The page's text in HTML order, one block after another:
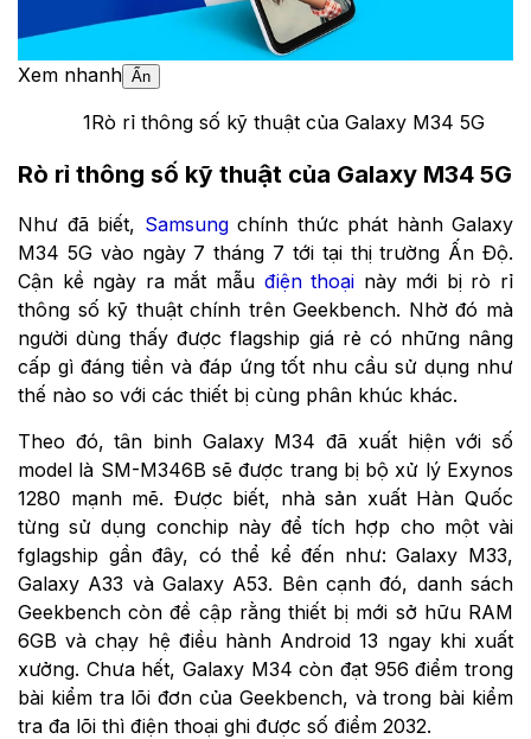
Xem nhanh Ẩn
1Rò rỉ thông số kỹ thuật của Galaxy M34 5G
Rò rỉ thông số kỹ thuật của Galaxy M34 5G
Như đã biết, Samsungchính thức phát hành Galaxy
M34 5G vào ngày 7 tháng 7 tới tại thị trường Ấn Độ.
Cận kề ngày ra mắt mẫu điện thoại này mới bị rò rỉ
thông số kỹ thuật chính trên Geekbench. Nhờ đó mà
người dùng thấy được flagship giá rẻ có những nâng
cấp gì đáng tiền và đáp ứng tốt nhu cầu sử dụng như
thế nào so với các thiết bị cùng phân khúc khác.
Theo đó, tân binh Galaxy M34 đã xuất hiện với số
model là SM-M346B sẽ được trang bị bộ xử lý Exynos
1280 mạnh mẽ. Được biết, nhà sản xuất Hàn Quốc
từng sử dụng conchip này để tích hợp cho một vài
fglagship gần đây, có thể kể đến như: Galaxy M33,
Galaxy A33 và Galaxy A53. Bên cạnh đó, danh sách
Geekbench còn đề cập rằng thiết bị mới sở hữu RAM
6GB và chạy hệ điều hành Android 13 ngay khi xuất
xưởng. Chưa hết, Galaxy M34 còn đạt 956 điểm trong
bài kiểm tra lõi đơn của Geekbench, và trong bài kiểm
tra đa lõi thì điện thoại ghi được số điểm 2032.